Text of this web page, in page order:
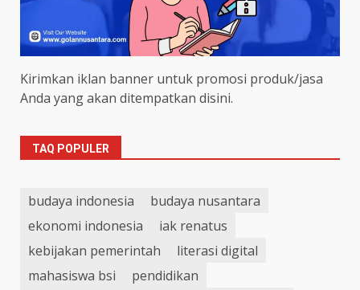
Kirimkan iklan banner untuk promosi produk/jasa
Anda yang akan ditempatkan disini.
TAQ POPULER
budaya indonesia
budaya nusantara
ekonomi indonesia
iak renatus
kebijakan pemerintah
literasi digital
mahasiswa bsi
pendidikan